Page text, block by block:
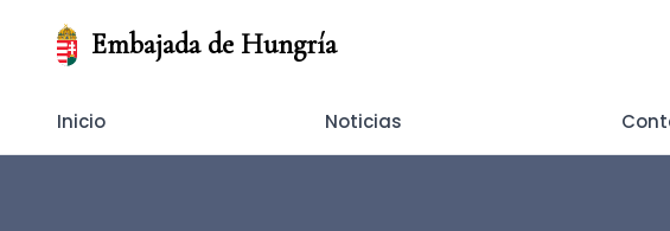
Embajada de Hungría
Inicio Noticias